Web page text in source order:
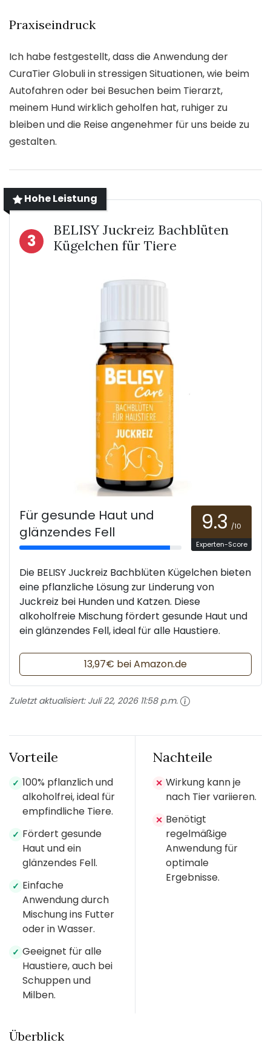
Praxiseindruck
Ich habe festgestellt, dass die Anwendung der
CuraTier Globuli in stressigen Situationen, wie beim
Autofahren oder bei Besuchen beim Tierarzt,
meinem Hund wirklich geholfen hat, ruhiger zu
bleiben und die Reise angenehmer für uns beide zu
gestalten.
Hohe Leistung
3
BELISY Juckreiz Bachblüten
Kügelchen für Tiere
Für gesunde Haut und
glänzendes Fell
9.3 /10
Experten-Score
Die BELISY Juckreiz Bachblüten Kügelchen bieten
eine pflanzliche Lösung zur Linderung von
Juckreiz bei Hunden und Katzen. Diese
alkoholfreie Mischung fördert gesunde Haut und
ein glänzendes Fell, ideal für alle Haustiere.
13,97€ bei Amazon.de
Zuletzt aktualisiert: Juli 22, 2026 11:58 p.m.
Vorteile
✓ 100% pflanzlich und
alkoholfrei, ideal für
empfindliche Tiere.
✓ Fördert gesunde
Haut und ein
glänzendes Fell.
✓ Einfache
Anwendung durch
Mischung ins Futter
oder in Wasser.
✓ Geeignet für alle
Haustiere, auch bei
Schuppen und
Milben.
Nachteile
✕ Wirkung kann je
nach Tier variieren.
✕ Benötigt
regelmäßige
Anwendung für
optimale
Ergebnisse.
Überblick